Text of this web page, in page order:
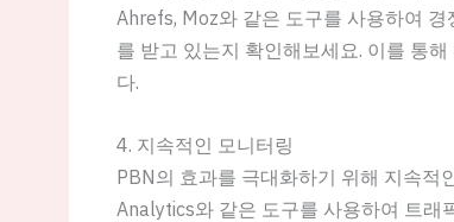
Ahrefs, Moz와 같은 도구를 사용하여
를 받고 있는지 확인해보세요. 이를 통
다.
4. 지속적인 모니터링
PBN의 효과를 극대화하기 위해 지속적
Analytics와 같은 도구를 사용하여 트래